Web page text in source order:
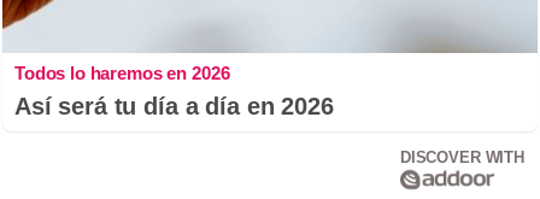
Todos lo haremos en 2026
Así será tu día a día en 2026
DISCOVER WITH